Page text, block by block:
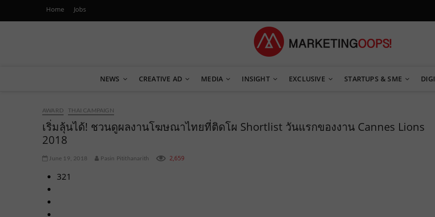
Home Jobs
Marketing Oops!
NEWS CREATIVE AD MEDIA INSIGHT EXCLUSIVE STARTUPS & SME
AWARD THAI CAMPAIGN
เริ่มลุ้นได้! ชวนดูผลงานโฆษณาไทยที่ติดโผ Shortlist วันแรกของงาน Cannes Lions
2018
June 19, 2018 Pasin Pitithanarith 2,659
321